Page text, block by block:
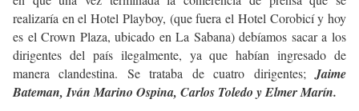
realizaría en el Hotel Playboy, (que fuera el Hotel Corobicí y hoy
es el Crown Plaza, ubicado en La Sabana) debíamos sacar a los
dirigentes del país ilegalmente, ya que habían ingresado de
manera clandestina. Se trataba de cuatro dirigentes; Jaime
Bateman,Iván Marino Ospina, Carlos Toledo y Elmer Marín.